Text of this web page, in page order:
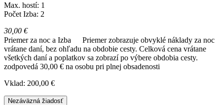
Max. hostí: 1
Počet Izba: 2
30,00 €
Priemer za noc a Izba
Priemer zobrazuje obvyklé náklady za noc
vrátane daní, bez ohľadu na obdobie cesty. Celková cena vrátane
všetkých daní a poplatkov sa zobrazí po výbere obdobia cesty.
zodpovedá 30,00 € na osobu pri plnej obsadenosti
Vklad: 200,00 €
Nezáväzná žiadosť